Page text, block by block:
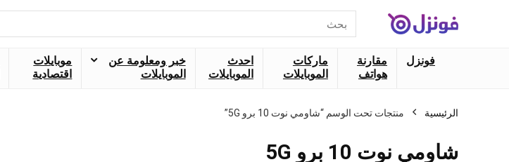
عن:
فونزل
مقارنة
هواتف
ماركات
الموبايلات
احدث
الموبايلات
خبر ومعلومة عن
الموبايلات
موبايلات
اقتصادية
الرئيسية منتجات تحت الوسم “شاومي نوت 10 برو 5G”
شاومي نوت 10 برو 5G